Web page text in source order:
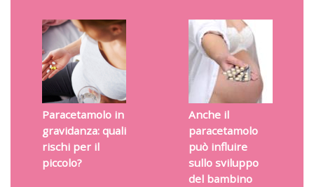
Paracetamolo in
gravidanza: quali
rischi per il
piccolo?
Anche il
paracetamolo
può influire
sullo sviluppo
del bambino